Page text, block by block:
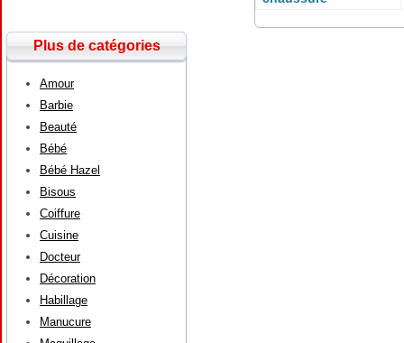
Plus de catégories
Amour
Barbie
Beauté
Bébé
Bébé Hazel
Bisous
Coiffure
Cuisine
Docteur
Décoration
Habillage
Manucure